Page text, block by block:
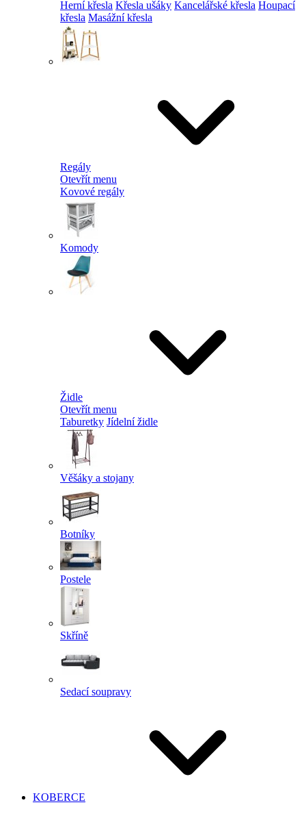
Herní křesla Křesla ušáky Kancelářské křesla Houpací
křesla Masážní křesla
Regály
Otevřít menu
Kovové regály
Komody
Židle
Otevřít menu
Taburetky Jídelní židle
Věšáky a stojany
Botníky
Postele
Skříně
Sedací soupravy
KOBERCE